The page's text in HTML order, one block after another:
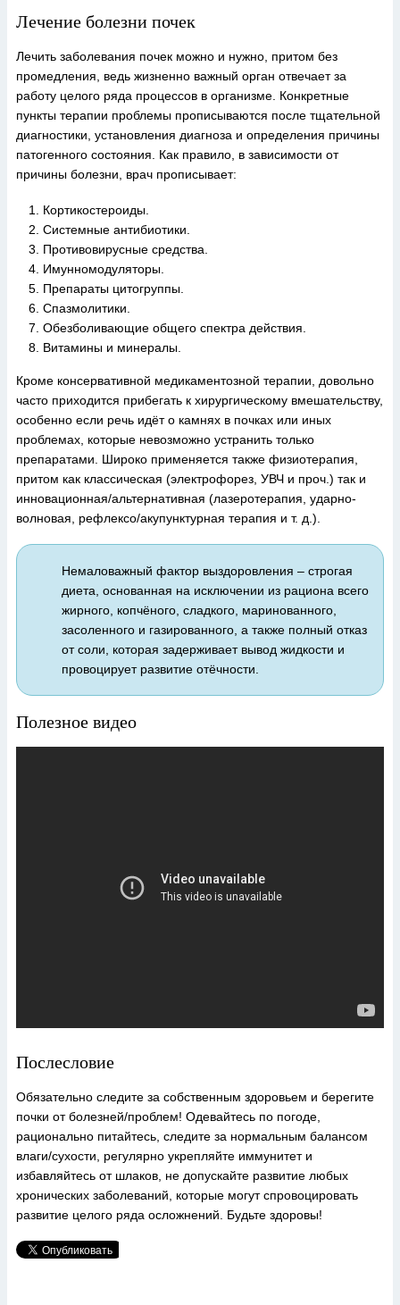
Лечение болезни почек
Лечить заболевания почек можно и нужно, притом без
промедления, ведь жизненно важный орган отвечает за
работу целого ряда процессов в организме. Конкретные
пункты терапии проблемы прописываются после тщательной
диагностики, установления диагноза и определения причины
патогенного состояния. Как правило, в зависимости от
причины болезни, врач прописывает:
Кортикостероиды.
Системные антибиотики.
Противовирусные средства.
Имунномодуляторы.
Препараты цитогруппы.
Спазмолитики.
Обезболивающие общего спектра действия.
Витамины и минералы.
Кроме консервативной медикаментозной терапии, довольно
часто приходится прибегать к хирургическому вмешательству,
особенно если речь идёт о камнях в почках или иных
проблемах, которые невозможно устранить только
препаратами. Широко применяется также физиотерапия,
притом как классическая (электрофорез, УВЧ и проч.) так и
инновационная/альтернативная (лазеротерапия, ударно-
волновая, рефлексо/акупунктурная терапия и т. д.).
Немаловажный фактор выздоровления – строгая
диета, основанная на исключении из рациона всего
жирного, копчёного, сладкого, маринованного,
засоленного и газированного, а также полный отказ
от соли, которая задерживает вывод жидкости и
провоцирует развитие отёчности.
Полезное видео
Послесловие
Обязательно следите за собственным здоровьем и берегите
почки от болезней/проблем! Одевайтесь по погоде,
рационально питайтесь, следите за нормальным балансом
влаги/сухости, регулярно укрепляйте иммунитет и
избавляйтесь от шлаков, не допускайте развитие любых
хронических заболеваний, которые могут спровоцировать
развитие целого ряда осложнений. Будьте здоровы!